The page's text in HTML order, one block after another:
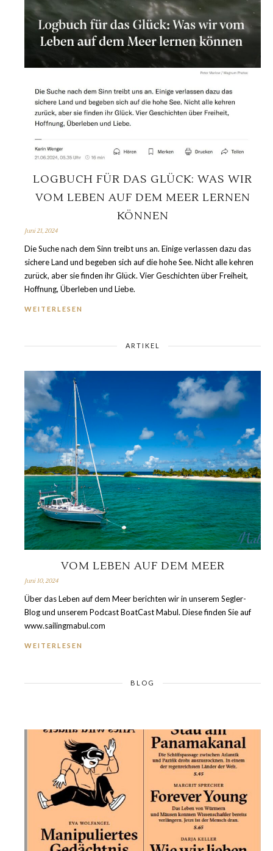
LOGBUCH FÜR DAS GLÜCK: WAS WIR
VOM LEBEN AUF DEM MEER LERNEN
KÖNNEN
Juni 21, 2024
Die Suche nach dem Sinn treibt uns an. Einige verlassen dazu das
sichere Land und begeben sich auf die hohe See. Nicht alle kehren
zurück, aber sie finden ihr Glück. Vier Geschichten über Freiheit,
Hoffnung, Überleben und Liebe.
WEITERLESEN
ARTIKEL
VOM LEBEN AUF DEM MEER
Juni 10, 2024
Über das Leben auf dem Meer berichten wir in unserem Segler-
Blog und unserem Podcast BoatCast Mabul. Diese finden Sie auf
www.sailingmabul.com
WEITERLESEN
BLOG